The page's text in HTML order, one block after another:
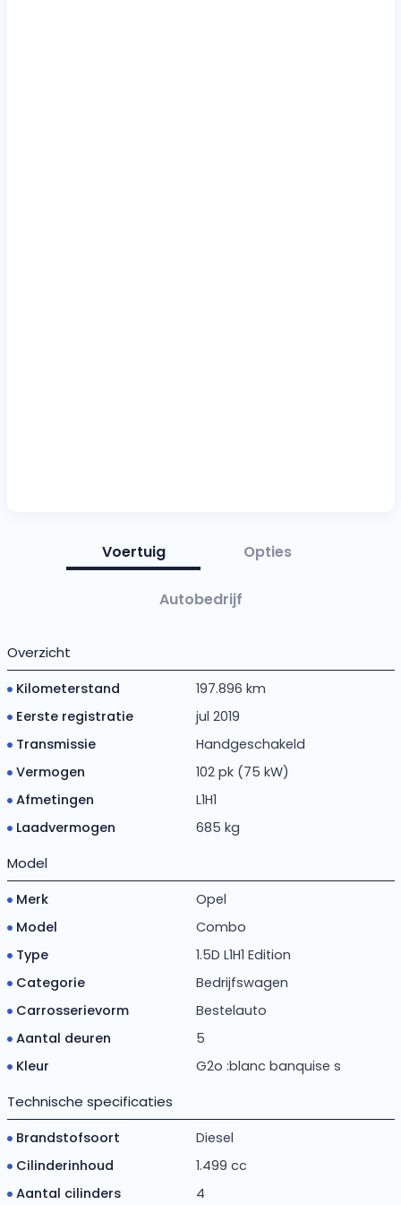
Voertuig Opties
Autobedrijf
Overzicht
Kilometerstand
197.896 km
Eerste registratie
jul 2019
Transmissie
Handgeschakeld
Vermogen
102 pk (75 kW)
Afmetingen
L1H1
Laadvermogen
685 kg
Model
Merk
Opel
Model
Combo
Type
1.5D L1H1 Edition
Categorie
Bedrijfswagen
Carrosserievorm
Bestelauto
Aantal deuren
5
Kleur
G2o :blanc banquise s
Technische specificaties
Brandstofsoort
Diesel
Cilinderinhoud
1.499 cc
Aantal cilinders
4